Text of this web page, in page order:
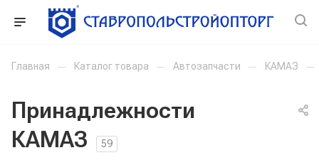
Главная — Каталог товара — Автозапчасти — КАМАЗ —
Принадлежности
КАМАЗ
59